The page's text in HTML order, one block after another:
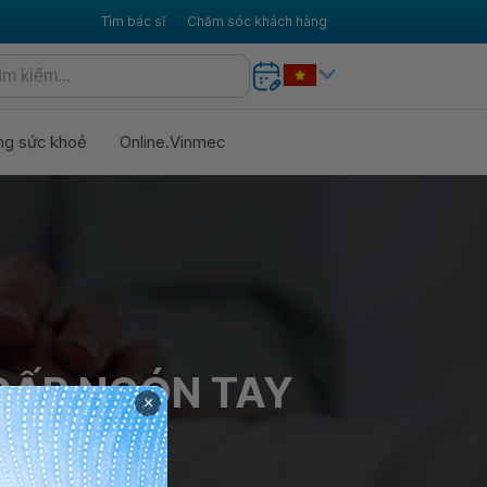
Tìm bác sĩ Chăm sóc khách hàng
sức khoẻ Online.Vinmec
NGÓN TAY
×